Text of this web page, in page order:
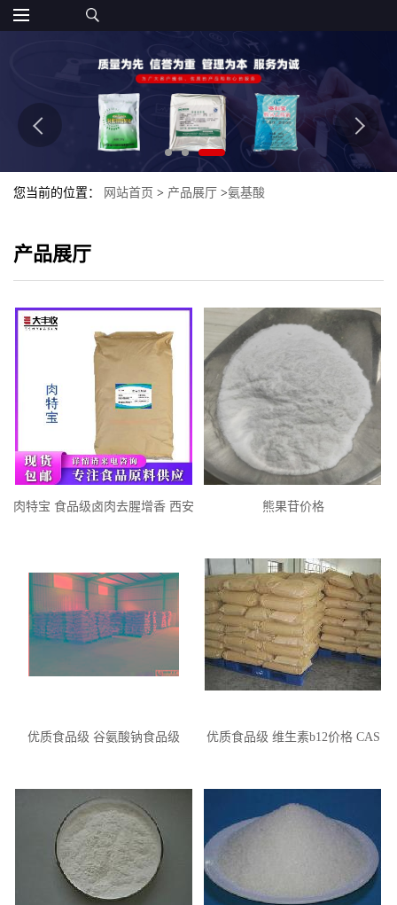
您当前的位置： 网站首页 > 产品展厅 >氨基酸
产品展厅
肉特宝 食品级卤肉去腥增香 西安
熊果苷价格
优质食品级 谷氨酸钠食品级
优质食品级 维生素b12价格 CAS